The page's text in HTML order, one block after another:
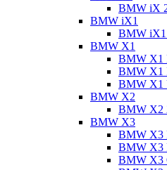
BMW iX
BMW iX1
BMW iX1
BMW X1
BMW X1
BMW X1
BMW X1
BMW X2
BMW X2
BMW X3
BMW X3
BMW X3
BMW X3